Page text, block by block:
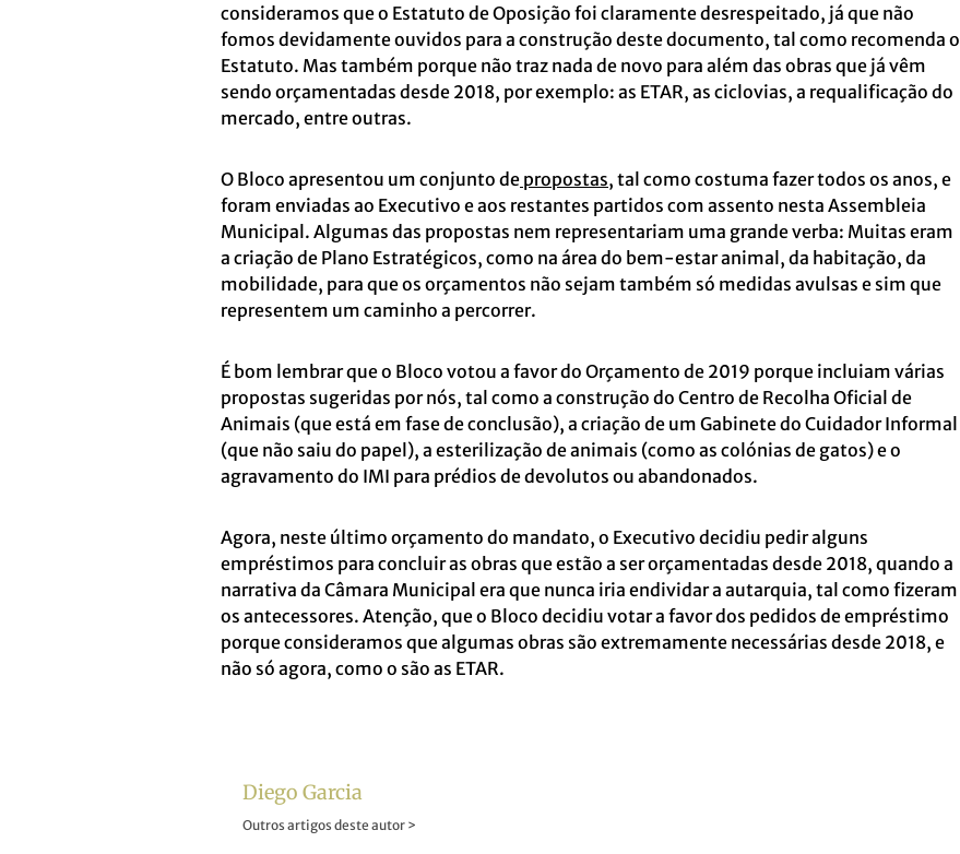
consideramos que o Estatuto de Oposição foi claramente desrespeitado, já que não
fomos devidamente ouvidos para a construção deste documento, tal como recomenda o
Estatuto. Mas também porque não traz nada de novo para além das obras que já vêm
sendo orçamentadas desde 2018, por exemplo: as ETAR, as ciclovias, a requalificação do
mercado, entre outras.
O Bloco apresentou um conjunto de propostas, tal como costuma fazer todos os anos, e
foram enviadas ao Executivo e aos restantes partidos com assento nesta Assembleia
Municipal. Algumas das propostas nem representariam uma grande verba: Muitas eram
a criação de Plano Estratégicos, como na área do bem-estar animal, da habitação, da
mobilidade, para que os orçamentos não sejam também só medidas avulsas e sim que
representem um caminho a percorrer.
É bom lembrar que o Bloco votou a favor do Orçamento de 2019 porque incluiam várias
propostas sugeridas por nós, tal como a construção do Centro de Recolha Oficial de
Animais (que está em fase de conclusão), a criação de um Gabinete do Cuidador Informal
(que não saiu do papel), a esterilização de animais (como as colónias de gatos) e o
agravamento do IMI para prédios de devolutos ou abandonados.
Agora, neste último orçamento do mandato, o Executivo decidiu pedir alguns
empréstimos para concluir as obras que estão a ser orçamentadas desde 2018, quando a
narrativa da Câmara Municipal era que nunca iria endividar a autarquia, tal como fizeram
os antecessores. Atenção, que o Bloco decidiu votar a favor dos pedidos de empréstimo
porque consideramos que algumas obras são extremamente necessárias desde 2018, e
não só agora, como o são as ETAR.
Diego Garcia
Outros artigos deste autor >